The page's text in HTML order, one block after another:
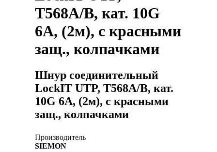
Т568А/B, кат. 10G
6A, (2м), с красными
защ., колпачками
Шнур соединительный
LockIT UTP, Т568А/B, кат.
10G 6A, (2м), с красными
защ., колпачками
Производитель
SIEMON